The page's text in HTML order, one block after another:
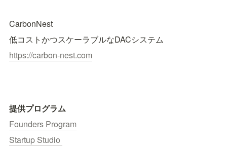
CarbonNest
低コストかつスケーラブルなDACシステム
https://carbon-nest.com
提供プログラム
Founders Program
Startup Studio